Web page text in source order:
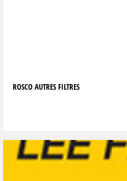
ROSCO AUTRES FILTRES